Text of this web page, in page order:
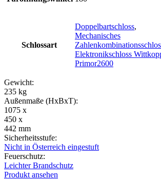
Schlossart
Doppelbartschloss,
Mechanisches
Elektronikschloss
Primor2600
Gewicht:
235 kg
Außenmaße (HxBxT):
1075 x
450 x
442 mm
Sicherheitsstufe:
Nicht in Österreich eingestuft
Feuerschutz:
Leichter Brandschutz
Produkt ansehen